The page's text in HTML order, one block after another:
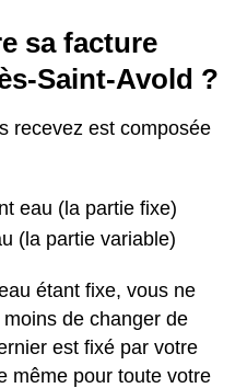
sa facture
Saint-Avold ?
recevez est composée
eau (la partie fixe)
(la partie variable)
étant fixe, vous ne
de changer de
est fixé par votre
même pour toute votre